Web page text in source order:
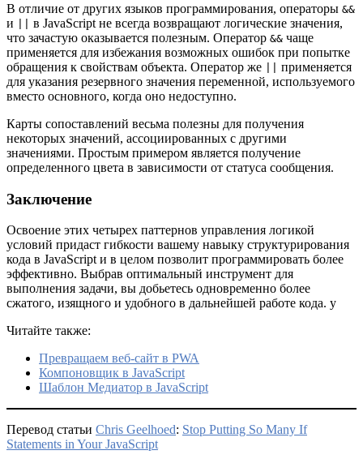
В отличие от других языков программирования, операторы &&
и
в JavaScript не всегда возвращают логические значения,
что зачастую оказывается полезным. Оператор && чаще
применяется для избежания возможных ошибок при попытке
обращения к свойствам объекта. Оператор же
применяется
для указания резервного значения переменной, используемого
вместо основного, когда оно недоступно.
Карты сопоставлений весьма полезны для получения
некоторых значений, ассоциированных с другими
значениями. Простым примером является получение
определенного цвета в зависимости от статуса сообщения.
Заключение
Освоение этих четырех паттернов управления логикой
условий придаст гибкости вашему навыку структурирования
кода в JavaScript и в целом позволит программировать более
эффективно. Выбрав оптимальный инструмент для
выполнения задачи, вы добьетесь одновременно более
сжатого, изящного и удобного в дальнейшей работе кода. у
Читайте также:
Превращаем веб-сайт в PWA
Компоновщик в JavaScript
Шаблон Медиатор в JavaScript
Перевод статьи Chris Geelhoed: Stop Putting So Many If
Statements in Your JavaScript